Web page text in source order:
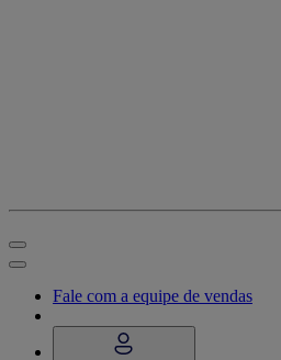
Fale com a equipe de vendas